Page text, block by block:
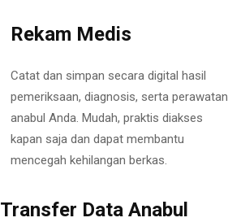
Rekam Medis
Catat dan simpan secara digital hasil
pemeriksaan, diagnosis, serta perawatan
anabul Anda. Mudah, praktis diakses
kapan saja dan dapat membantu
mencegah kehilangan berkas.
Transfer Data Anabul